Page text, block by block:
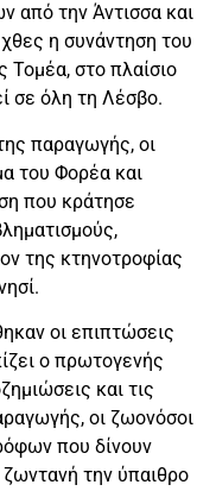
από την Άντισσα και
η συνάντηση του
στο πλαίσιο
σε όλη τη Λέσβο.
παραγωγής, οι
του Φορέα και
που κράτησε
της κτηνοτροφίας
οι επιπτώσεις
ο πρωτογενής
και τις
οι ζωονόσοι
που δίνουν
την ύπαιθρο